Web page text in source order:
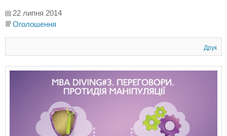
22 липня 2014
Оголошення
Друк